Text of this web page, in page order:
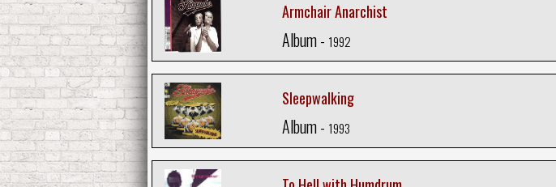
Armchair Anarchist
Album - 1992
Sleepwalking
Album - 1993